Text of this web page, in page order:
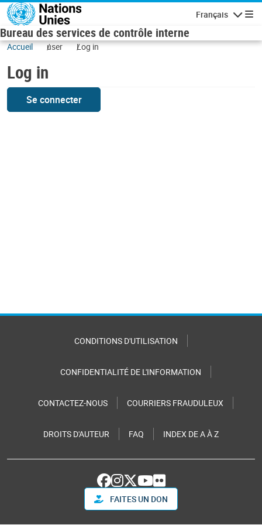
Skip to main content
Français
Bureau des services de contrôle interne
Accueil user Log in
Log in
Se connecter
CONDITIONS D'UTILISATION
CONFIDENTIALITÉ DE L'INFORMATION
CONTACTEZ-NOUS COURRIERS FRAUDULEUX
DROITS D'AUTEUR FAQ INDEX DE A À Z
FAITES UN DON